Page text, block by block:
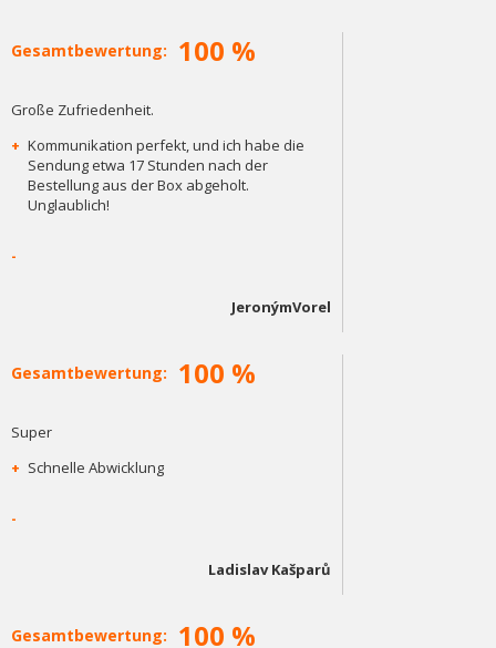
Gesamtbewertung: 100 %
Große Zufriedenheit.
+ Kommunikation perfekt, und ich habe die
Sendung etwa 17 Stunden nach der
Bestellung aus der Box abgeholt.
Unglaublich!
-
JeronýmVorel
Gesamtbewertung: 100 %
Super
+ Schnelle Abwicklung
-
Ladislav Kašparů
Gesamtbewertung: 100 %